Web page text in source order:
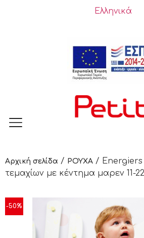
Ελληνικά
Αρχική σελίδα / ΡΟΥΧΑ / Energiers
τεμαχίων με κέντημα μαρεν 11-
-50%